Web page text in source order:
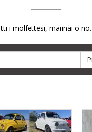
i molfettesi, marinai o